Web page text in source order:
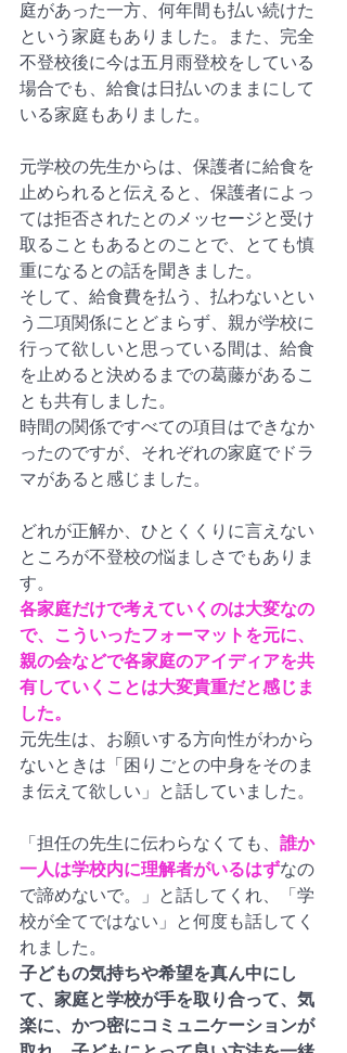
庭があった一方、何年間も払い続けた
という家庭もありました。また、完全
不登校後に今は五月雨登校をしている
場合でも、給食は日払いのままにして
いる家庭もありました。
元学校の先生からは、保護者に給食を
止められると伝えると、保護者によっ
ては拒否されたとのメッセージと受け
取ることもあるとのことで、とても慎
重になるとの話を聞きました。
そして、給食費を払う、払わないとい
う二項関係にとどまらず、親が学校に
行って欲しいと思っている間は、給食
を止めると決めるまでの葛藤があるこ
とも共有しました。
時間の関係ですべての項目はできなか
ったのですが、それぞれの家庭でドラ
マがあると感じました。
どれが正解か、ひとくくりに言えない
ところが不登校の悩ましさでもありま
す。
各家庭だけで考えていくのは大変なの
で、こういったフォーマットを元に、
親の会などで各家庭のアイディアを共
有していくことは大変貴重だと感じま
した。
元先生は、お願いする方向性がわから
ないときは「困りごとの中身をそのま
ま伝えて欲しい」と話していました。
「担任の先生に伝わらなくても、 誰か
一人は学校内に理解者がいるはずなの
で諦めないで。」と話してくれ、「学
校が全てではない」と何度も話してく
れました。
子どもの気持ちや希望を真ん中にし
て、家庭と学校が手を取り合って、気
楽に、かつ密にコミュニケーションが